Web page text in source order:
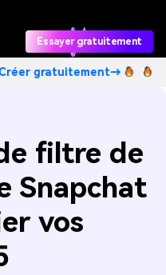
Essayer gratuitement
Créez des
filtre de
Snapchat
vos